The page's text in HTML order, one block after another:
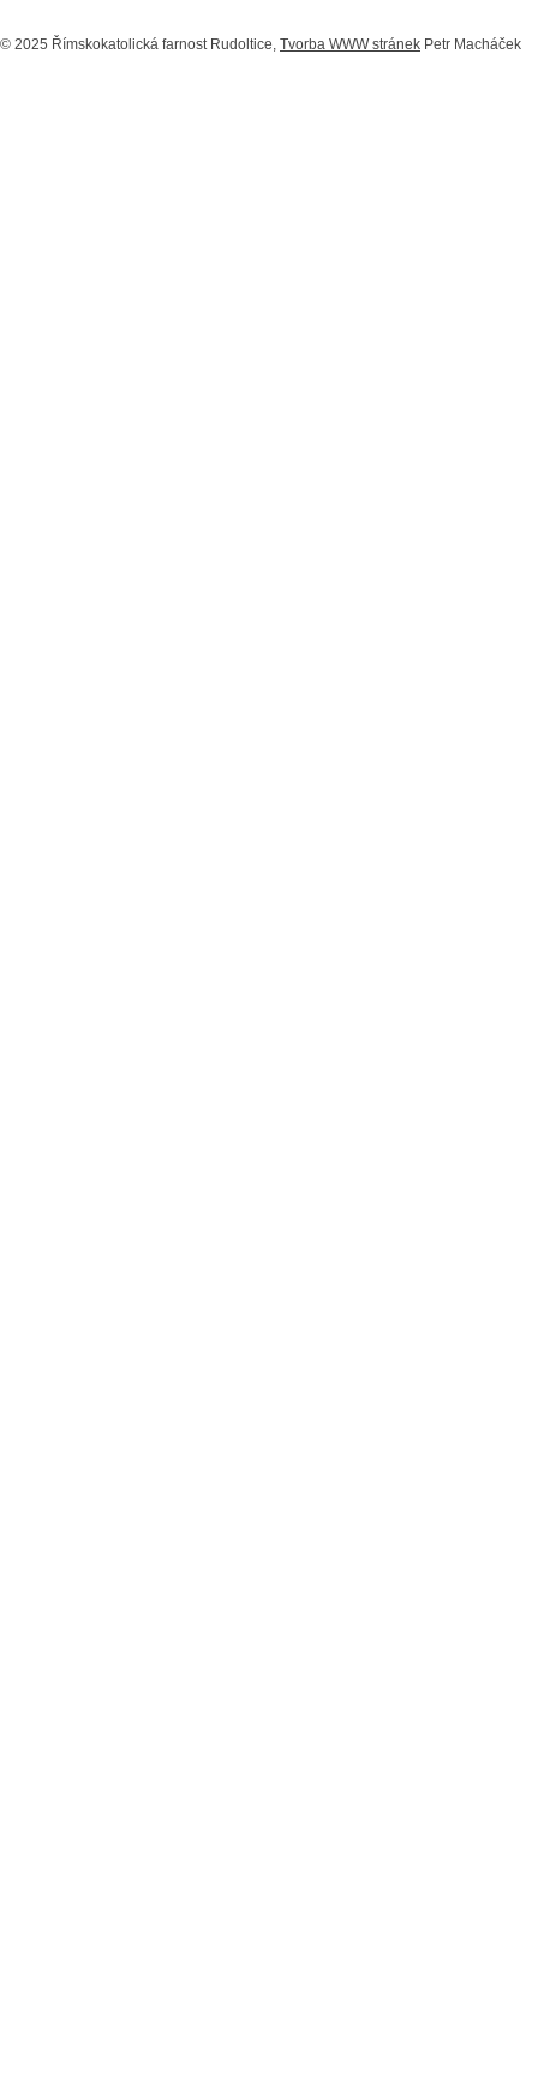
© 2025 Římskokatolická farnost Rudoltice, Tvorba WWW stránek Petr Macháček